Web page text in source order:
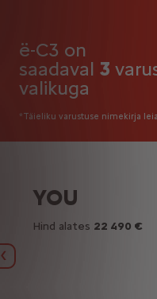
ë-C3 on
saadaval 3
valikuga
*Täieliku varustuse nimekirja
Eelmine
YOU
Hind alates 22 490 €